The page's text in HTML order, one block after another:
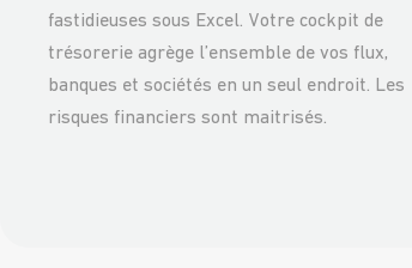
fastidieuses sous Excel. Votre cockpit de
trésorerie agrège l’ensemble de vos flux,
banques et sociétés en un seul endroit. Les
risques financiers sont maitrisés.